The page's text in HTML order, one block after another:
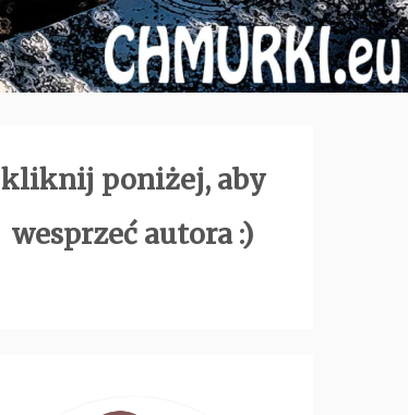
kliknij poniżej, aby
wesprzeć autora :)